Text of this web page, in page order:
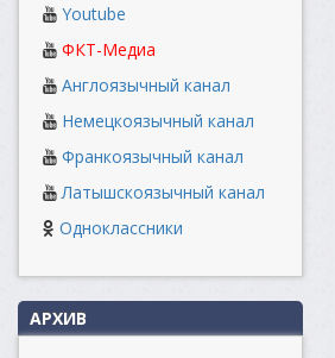
Youtube
ФКТ-Медиа
Англоязычный канал
Немецкоязычный канал
Франкоязычный канал
Латышскоязычный канал
Одноклассники
АРХИВ